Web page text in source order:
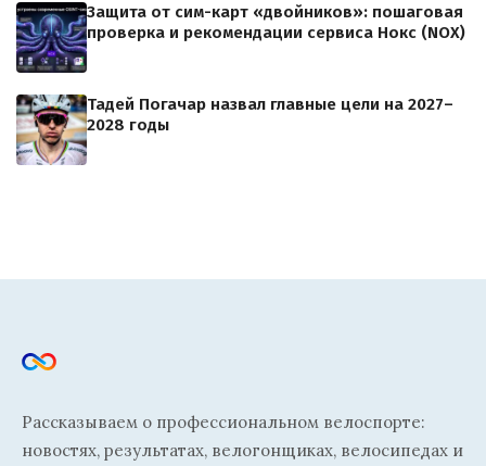
Защита от сим-карт «двойников»: пошаговая
проверка и рекомендации сервиса Нокс (NOX)
Тадей Погачар назвал главные цели на 2027–
2028 годы
Рассказываем о профессиональном велоспорте:
новостях, результатах, велогонщиках, велосипедах и